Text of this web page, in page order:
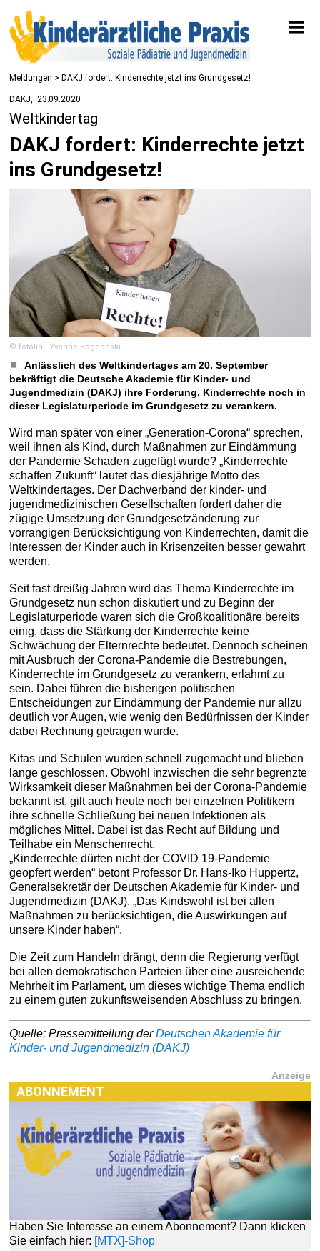
Meldungen > DAKJ fordert: Kinderrechte jetzt ins Grundgesetz!
DAKJ 23.09.2020
Weltkindertag
DAKJ fordert: Kinderrechte jetzt
ins Grundgesetz!
© fotolia - Yvonne Bogdanski
Anlässlich des Weltkindertages am 20. September
bekräftigt die Deutsche Akademie für Kinder- und
Jugendmedizin (DAKJ) ihre Forderung, Kinderrechte noch in
dieser Legislaturperiode im Grundgesetz zu verankern.
Wird man später von einer „Generation-Corona“ sprechen,
weil ihnen als Kind, durch Maßnahmen zur Eindämmung
der Pandemie Schaden zugefügt wurde? „Kinderrechte
schaffen Zukunft“ lautet das diesjährige Motto des
Weltkindertages. Der Dachverband der kinder- und
jugendmedizinischen Gesellschaften fordert daher die
zügige Umsetzung der Grundgesetzänderung zur
vorrangigen Berücksichtigung von Kinderrechten, damit die
Interessen der Kinder auch in Krisenzeiten besser gewahrt
werden.
Seit fast dreißig Jahren wird das Thema Kinderrechte im
Grundgesetz nun schon diskutiert und zu Beginn der
Legislaturperiode waren sich die Großkoalitionäre bereits
einig, dass die Stärkung der Kinderrechte keine
Schwächung der Elternrechte bedeutet. Dennoch scheinen
mit Ausbruch der Corona-Pandemie die Bestrebungen,
Kinderrechte im Grundgesetz zu verankern, erlahmt zu
sein. Dabei führen die bisherigen politischen
Entscheidungen zur Eindämmung der Pandemie nur allzu
deutlich vor Augen, wie wenig den Bedürfnissen der Kinder
dabei Rechnung getragen wurde.
Kitas und Schulen wurden schnell zugemacht und blieben
lange geschlossen. Obwohl inzwischen die sehr begrenzte
Wirksamkeit dieser Maßnahmen bei der Corona-Pandemie
bekannt ist, gilt auch heute noch bei einzelnen Politikern
ihre schnelle Schließung bei neuen Infektionen als
mögliches Mittel. Dabei ist das Recht auf Bildung und
Teilhabe ein Menschenrecht.
„Kinderrechte dürfen nicht der COVID 19-Pandemie
geopfert werden“ betont Professor Dr. Hans-Iko Huppertz,
Generalsekretär der Deutschen Akademie für Kinder- und
Jugendmedizin (DAKJ). „Das Kindswohl ist bei allen
Maßnahmen zu berücksichtigen, die Auswirkungen auf
unsere Kinder haben“.
Die Zeit zum Handeln drängt, denn die Regierung verfügt
bei allen demokratischen Parteien über eine ausreichende
Mehrheit im Parlament, um dieses wichtige Thema endlich
zu einem guten zukunftsweisenden Abschluss zu bringen.
Quelle: Pressemitteilung derDeutschen Akademie für
Kinder- und Jugendmedizin (DAKJ)
Anzeige
ABONNEMENT
Haben Sie Interesse an einem Abonnement? Dann klicken
Sie einfach hier: [MTX]-Shop